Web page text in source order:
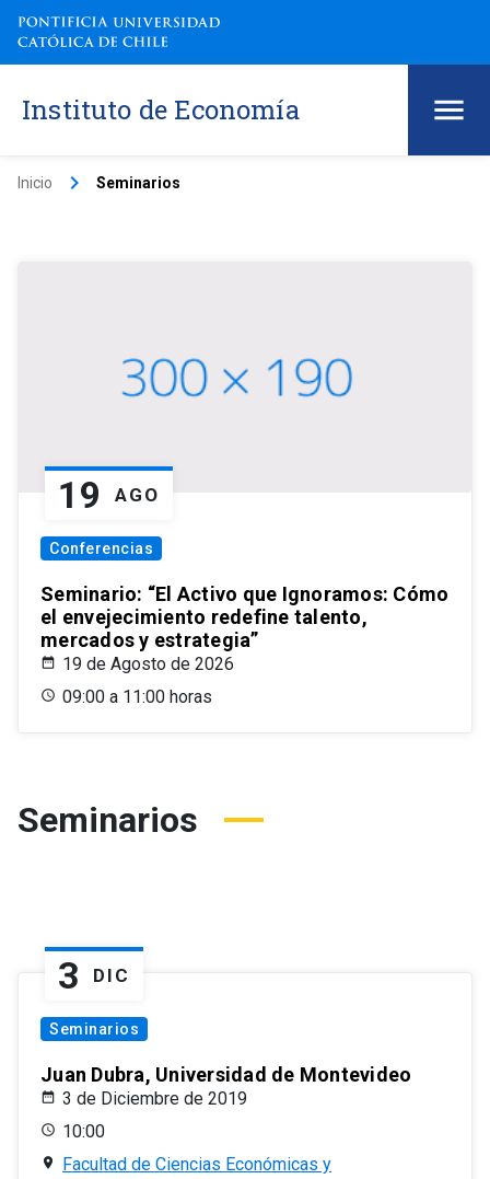
Instituto de Economía
Inicio keyboard_arrow_right Seminarios
19 AGO
Conferencias
Seminario: “El Activo que Ignoramos: Cómo
el envejecimiento redefine talento,
mercados y estrategia”
19 de Agosto de 2026
09:00 a 11:00 horas
Seminarios
3 DIC
Seminarios
Juan Dubra, Universidad de Montevideo
3 de Diciembre de 2019
10:00
Facultad de Ciencias Económicas y